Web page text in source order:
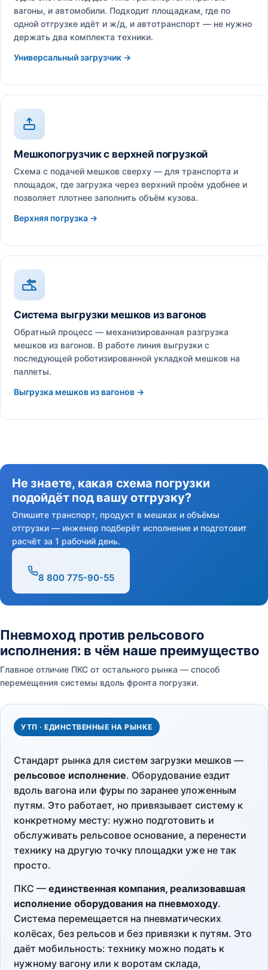
вагоны, и автомобили. Подходит площадкам, где по
одной отгрузке идёт и ж/д, и автотранспорт — не нужно
держать два комплекта техники.
Универсальный загрузчик →
Мешкопогрузчик с верхней погрузкой
Схема с подачей мешков сверху — для транспорта и
площадок, где загрузка через верхний проём удобнее и
позволяет плотнее заполнить объём кузова.
Верхняя погрузка →
Система выгрузки мешков из вагонов
Обратный процесс — механизированная разгрузка
мешков из вагонов. В работе линия выгрузки с
последующей роботизированной укладкой мешков на
паллеты.
Выгрузка мешков из вагонов →
Не знаете, какая схема погрузки
подойдёт под вашу отгрузку?
Опишите транспорт, продукт в мешках и объёмы
отгрузки — инженер подберёт исполнение и подготовит
расчёт за 1 рабочий день.
8 800 775-90-55
Пневмоход против рельсового
исполнения: в чём наше преимущество
Главное отличие ПКС от остального рынка — способ
перемещения системы вдоль фронта погрузки.
УТП · ЕДИНСТВЕННЫЕ НА РЫНКЕ
Стандарт рынка для систем загрузки мешков —
рельсовое исполнение. Оборудование ездит
вдоль вагона или фуры по заранее уложенным
путям. Это работает, но привязывает систему к
конкретному месту: нужно подготовить и
обслуживать рельсовое основание, а перенести
технику на другую точку площадки уже не так
просто.
ПКС — единственная компания, реализовавшая
исполнение оборудования на пневмоходу.
Система перемещается на пневматических
колёсах, без рельсов и без привязки к путям. Это
даёт мобильность: технику можно подать к
нужному вагону или к воротам склада,